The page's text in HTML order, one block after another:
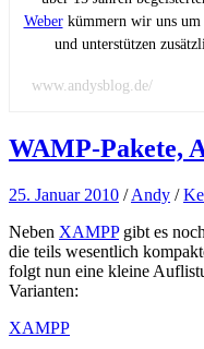
Weberkümmern wir uns um
und unterstützen
www.andysblog.de/
WAMP-Pakete,
25. Januar 2010 /Andy /
Neben XAMPPgibt es
die teils wesentlich
folgt nun eine kleine
Varianten:
XAMPP